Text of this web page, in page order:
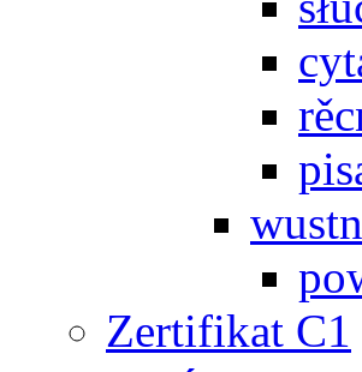
Zertifikat C1